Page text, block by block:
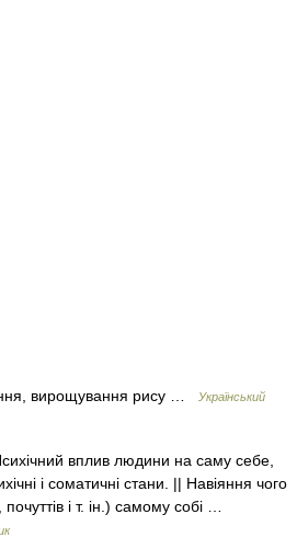
вирощування рису …
Український
вплив людини на саму себе,
і соматичні стани. || Навіяння чого
і т. ін.) самому собі …